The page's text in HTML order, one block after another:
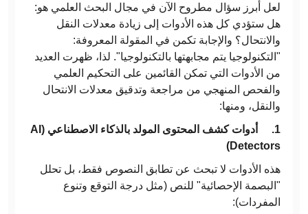
لعل أبرز سؤال مطروح الآن في مجال البحث العلمي هو:
هل ستؤدي كل هذه الأدوات إلى زيادة معدلات النقل
والانتحال؟ والإجابة تكمن في المقولة المعروفة:
"التكنولوجيا يتم مجابهتها بالتكنولوجيا". لذا، ظهرت العديد
من الأدوات التي تمكن القائمين على التحكيم العلمي
والفحص المنهجي من مراجعة وتدقيق معدلات الانتحال
والنقل، ومنها:
1.
أدوات كشف المحتوى المولد بالذكاء الاصطناعي ( AI
Detectors
)
هذه الأدوات لا تبحث عن تطابق النصوص فقط، بل تحلل
"البصمة الإحصائية" للنص (مثل درجة التوقع وتنوع
المفردات):